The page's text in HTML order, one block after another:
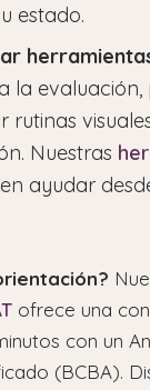
estado.
la evaluación,
rutinas
Nuestras
ayudar
ofrece una
con un
(BCBA).